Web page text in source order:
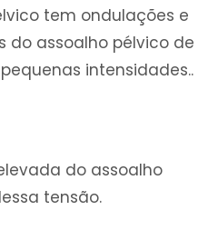
tem ondulações e
do assoalho pélvico de
intensidades..
do assoalho
tensão.